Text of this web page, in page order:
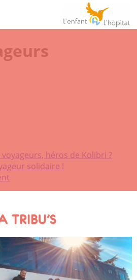
héros de Kolibri ?
solidaire !
TRIBU’S